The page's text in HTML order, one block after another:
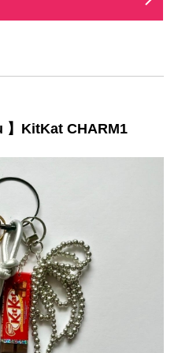
】KitKat CHARM1